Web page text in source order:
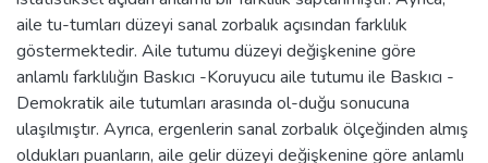
aile tu-tumları düzeyi sanal zorbalık açısından farklılık
göstermektedir. Aile tutumu düzeyi değişkenine göre
anlamlı farklılığın Baskıcı -Koruyucu aile tutumu ile Baskıcı -
Demokratik aile tutumları arasında ol-duğu sonucuna
ulaşılmıştır. Ayrıca, ergenlerin sanal zorbalık ölçeğinden almış
oldukları puanların, aile gelir düzeyi değişkenine göre anlamlı